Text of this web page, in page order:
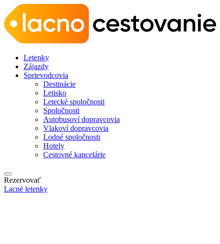
Letenky
Zájazdy
Sprievodcovia
Destinácie
Letisko
Letecké spoločnosti
Spoločnosti
Autobusoví dopravcovia
Vlakoví dopravcovia
Lodné spoločnosti
Hotely
Cestovné kancelárie
Rezervovať
Lacné letenky